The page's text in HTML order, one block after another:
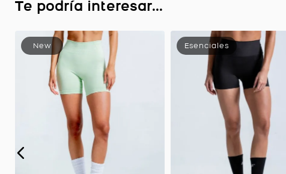
Te podría interesar...